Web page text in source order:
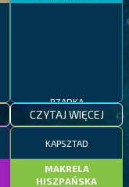
CZYTAJ WIĘCEJ
KAPSZTAD
MAKRELA
HISZPAŃSKA